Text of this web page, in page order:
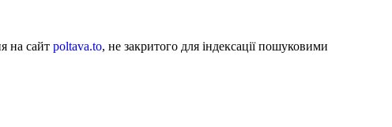
на сайт poltava.to, не закритого для індексації пошуковими